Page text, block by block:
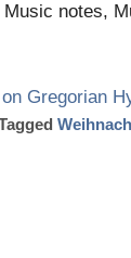
Music notes,
Gregorian